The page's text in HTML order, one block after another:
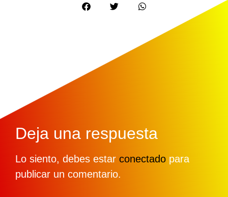
Deja una respuesta
Lo siento, debes estar conectado para
publicar un comentario.